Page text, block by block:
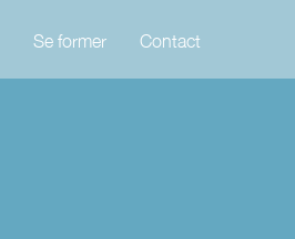
Se former Contact